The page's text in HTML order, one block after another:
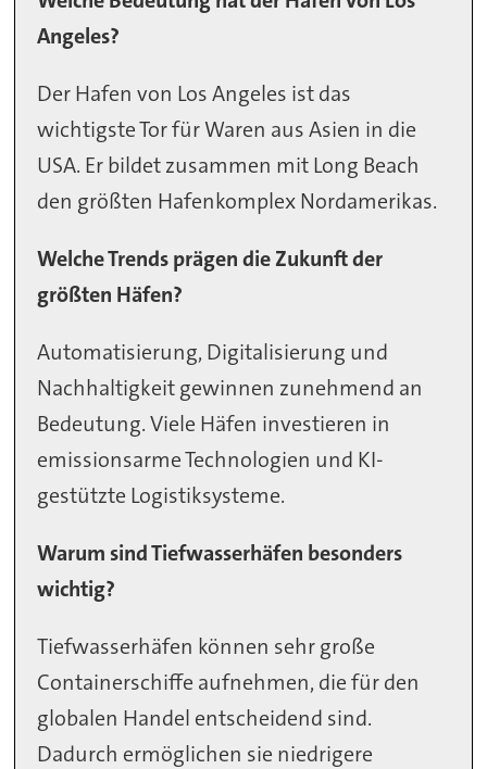
Angeles?
Der Hafen von Los Angeles ist das
wichtigste Tor für Waren aus Asien in die
USA. Er bildet zusammen mit Long Beach
den größten Hafenkomplex Nordamerikas.
Welche Trends prägen die Zukunft der
größten Häfen?
Automatisierung, Digitalisierung und
Nachhaltigkeit gewinnen zunehmend an
Bedeutung. Viele Häfen investieren in
emissionsarme Technologien und KI-
gestützte Logistiksysteme.
Warum sind Tiefwasserhäfen besonders
wichtig?
Tiefwasserhäfen können sehr große
Containerschiffe aufnehmen, die für den
globalen Handel entscheidend sind.
Dadurch ermöglichen sie niedrigere